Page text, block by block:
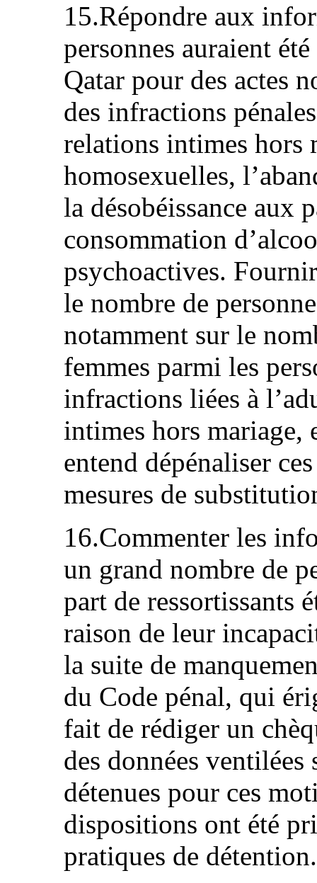
15.Répondre aux
personnes auraient
Qatar pour des actes
des infractions
relations intimes hors
homosexuelles,
la désobéissance aux
consommation
psychoactives.
le nombre de
notamment sur le
femmes parmi les
infractions liées à
intimes hors mariage,
entend dépénaliser
mesures de
16.Commenter les
un grand nombre de
part de ressortissants
raison de leur
la suite de
du Code pénal, qui
fait de rédiger un
des données
détenues pour ces
dispositions ont été
pratiques de détention.